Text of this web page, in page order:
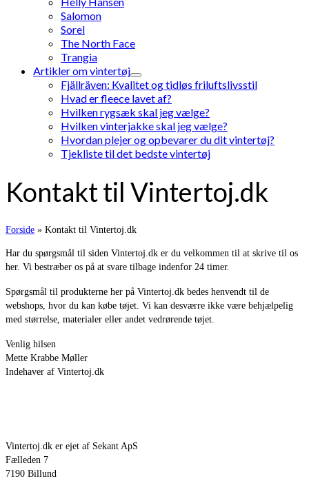
Salomon
Sorel
The North Face
Trangia
Artikler om vintertøj
Fjällräven: Kvalitet og tidløs friluftslivsstil
Hvad er fleece lavet af?
Hvilken rygsæk skal jeg vælge?
Hvilken vinterjakke skal jeg vælge?
Hvordan plejer og opbevarer du dit vintertøj?
Tjekliste til det bedste vintertøj
Kontakt til Vintertoj.dk
Forside » Kontakt til Vintertoj.dk
Har du spørgsmål til siden Vintertoj.dk er du velkommen til at skrive til os
her. Vi bestræber os på at svare tilbage indenfor 24 timer.
Spørgsmål til produkterne her på Vintertoj.dk bedes henvendt til de
webshops, hvor du kan købe tøjet. Vi kan desværre ikke være behjælpelig
med størrelse, materialer eller andet vedrørende tøjet.
Venlig hilsen
Mette Krabbe Møller
Indehaver af Vintertoj.dk
Vintertoj.dk er ejet af Sekant ApS
Fælleden 7
7190 Billund